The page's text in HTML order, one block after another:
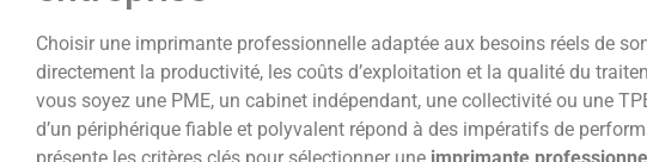
Choisir une imprimante professionnelle adaptée aux besoins réels de
directement la productivité, les coûts d’exploitation et la qualité du
vous soyez une PME, un cabinet indépendant, une collectivité ou une
d’un périphérique fiable et polyvalent répond à des impératifs de